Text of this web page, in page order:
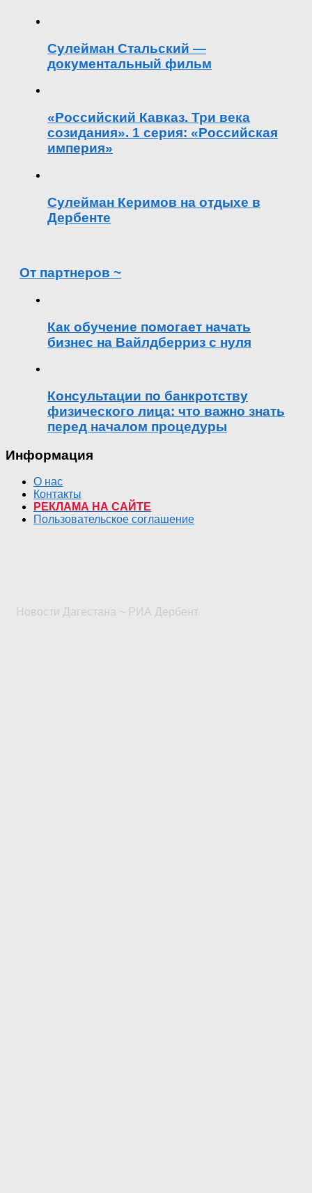
Сулейман Стальский —
документальный фильм
«Российский Кавказ. Три века
созидания». 1 серия: «Российская
империя»
Сулейман Керимов на отдыхе в
Дербенте
От партнеров ~
Как обучение помогает начать
бизнес на Вайлдберриз с нуля
Консультации по банкротству
физического лица: что важно знать
перед началом процедуры
Информация
О нас
Контакты
РЕКЛАМА НА САЙТЕ
Пользовательское соглашение
Новости Дагестана ~ РИА Дербент